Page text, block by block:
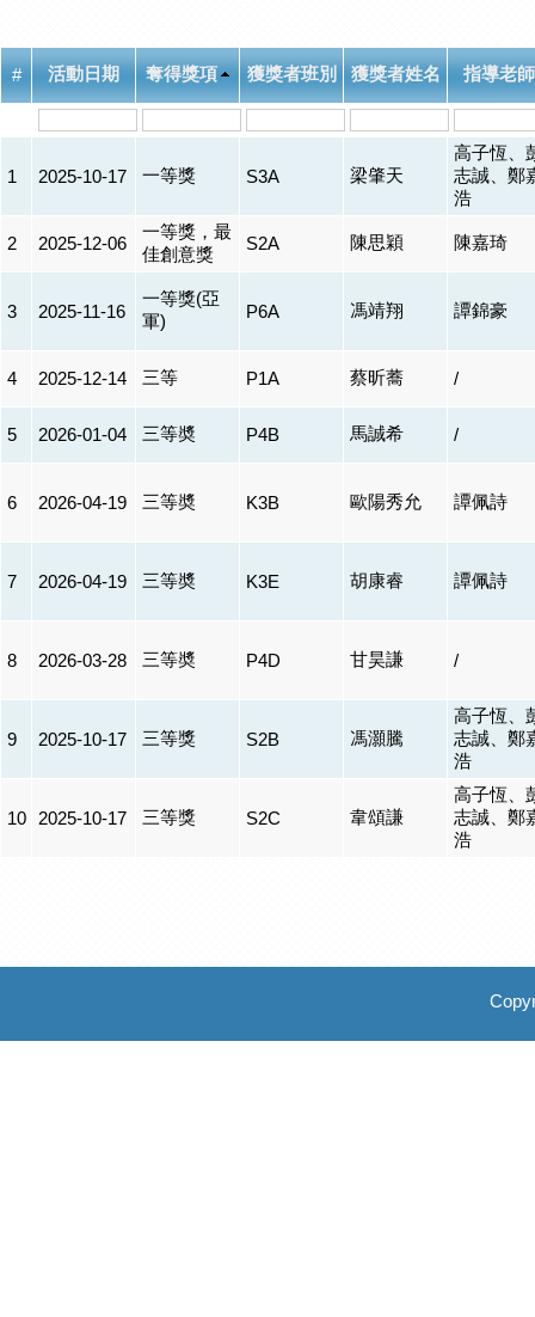
# 活動日期 奪得獎項 獲獎者班別 獲獎者姓名 指導老師
1 2025-10-17 一等獎 S3A 梁肇天
高子恆、
志誠、鄭
浩
2 2025-12-06
一等獎，最
佳創意獎
S2A 陳思穎 陳嘉琦
3 2025-11-16
一等獎(亞
軍)
P6A 馮靖翔 譚錦豪
4 2025-12-14 三等 P1A 蔡昕蕎 /
5 2026-01-04 三等奬 P4B 馬誠希 /
6 2026-04-19 三等奬 K3B 歐陽秀允 譚佩詩
7 2026-04-19 三等奬 K3E 胡康睿 譚佩詩
8 2026-03-28 三等奬 P4D 甘昊謙 /
9 2025-10-17 三等獎 S2B 馮灝騰
高子恆、
志誠、鄭
浩
10 2025-10-17 三等獎 S2C 韋頌謙
高子恆、
志誠、鄭
浩